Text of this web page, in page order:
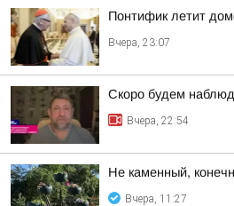
Понтифик летит
Вчера, 23:07
Скоро будем
Вчера, 22:54
Не каменный,
Вчера, 11:27